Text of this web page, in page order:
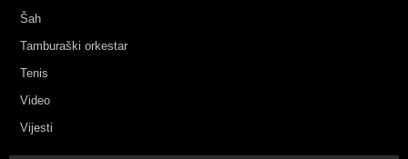
Šah
Tamburaški orkestar
Tenis
Video
Vijesti